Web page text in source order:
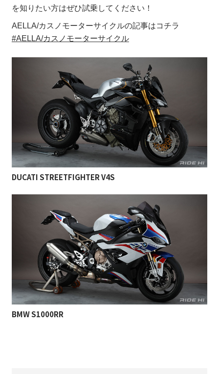
を知りたい方はぜひ試乗してください！
AELLA/カスノモーターサイクルの記事はコチラ
#AELLA/カスノモーターサイクル
DUCATI STREETFIGHTER V4S
BMW S1000RR